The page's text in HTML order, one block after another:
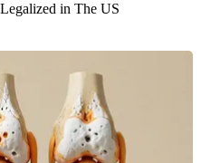
in The US